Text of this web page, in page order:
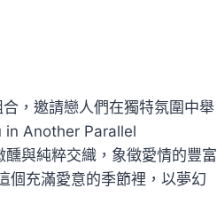
，邀請戀人們在獨特氛圍中舉
in Another Parallel
與純粹交織，象徵愛情的豐富
個充滿愛意的季節裡，以夢幻